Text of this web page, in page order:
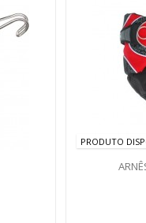
PRODUTO